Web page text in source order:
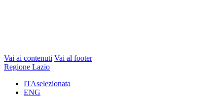
Vai ai contenuti Vai al footer
Regione Lazio
ITAselezionata
ENG